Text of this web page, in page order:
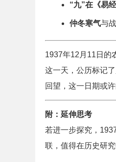
“九”在《易
仲冬寒气与
1937年12月11日的
这一天，公历标记
回望，这一日期或
附：延伸思考
若进一步探究，
联，值得在历史研究